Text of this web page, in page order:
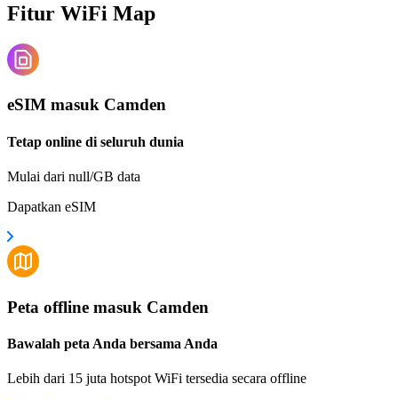
Fitur WiFi Map
eSIM masuk Camden
Tetap online di seluruh dunia
Mulai dari null/GB data
Dapatkan eSIM
Peta offline masuk Camden
Bawalah peta Anda bersama Anda
Lebih dari 15 juta hotspot WiFi tersedia secara offline